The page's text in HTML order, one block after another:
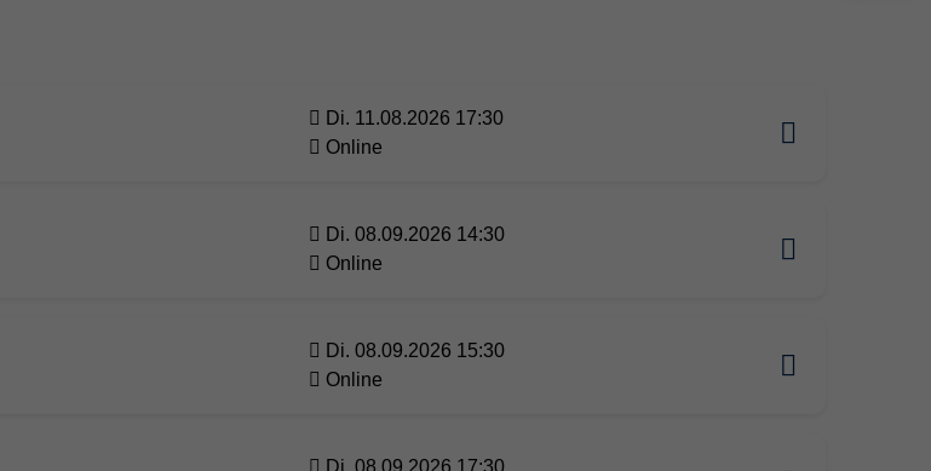
Di. 11.08.2026 17:30
Online
Di. 08.09.2026 14:30
Online
Di. 08.09.2026 15:30
Online
Di. 08.09.2026 17:30